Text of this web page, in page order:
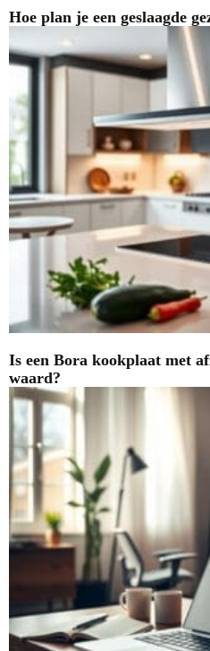
Hoe plan je een geslaagde
Is een Bora kookplaat met
waard?